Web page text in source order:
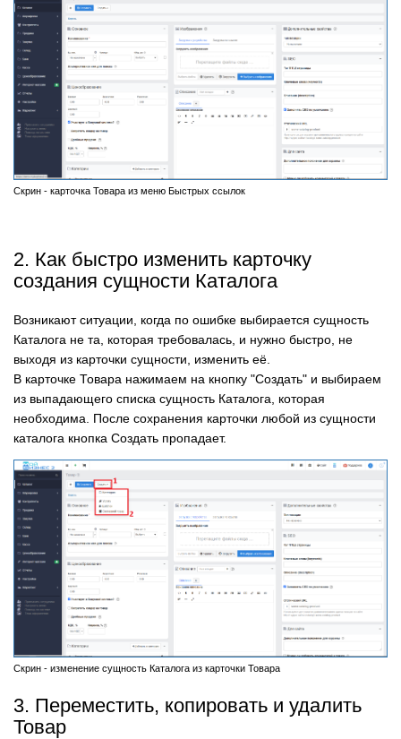
Скрин - карточка Товара из меню Быстрых ссылок
2. Как быстро изменить карточку
создания сущности Каталога
Возникают ситуации, когда по ошибке выбирается сущность
Каталога не та, которая требовалась, и нужно быстро, не
выходя из карточки сущности, изменить её.
В карточке Товара нажимаем на кнопку "Создать" и выбираем
из выпадающего списка сущность Каталога, которая
необходима. После сохранения карточки любой из сущности
каталога кнопка Создать пропадает.
Скрин - изменение сущность Каталога из карточки Товара
3. Переместить, копировать и удалить
Товар